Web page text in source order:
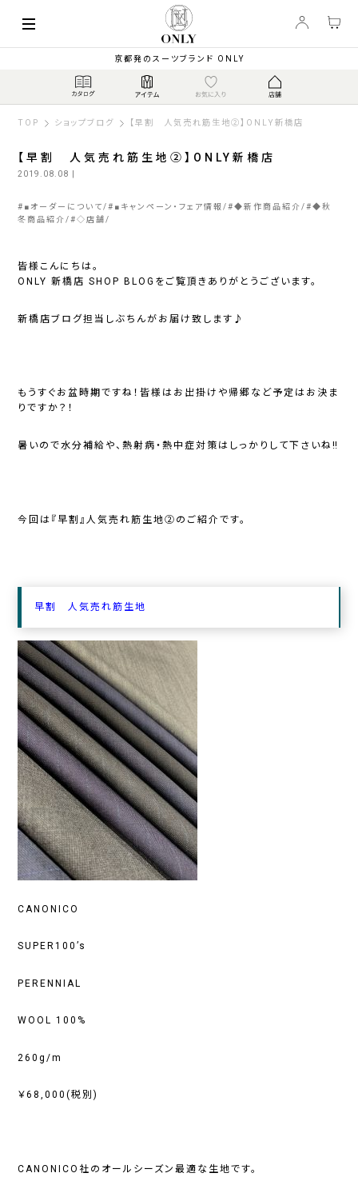
京都発のスーツブランド ONLY
TOP ショップブログ 【早割 人気売れ筋生地②】ONLY新橋店
【早割 人気売れ筋生地②】ONLY新橋店
2019.08.08 |
# ■オーダーについて # ■キャンペーン・フェア情報 #◆新作商品紹介 #◆秋
冬商品紹介 #◇店舗
皆様こんにちは。
ONLY 新橋店 SHOP BLOGをご覧頂きありがとうございます。
新橋店ブログ担当しぶちんがお届け致します♪
もうすぐお盆時期ですね！皆様はお出掛けや帰郷など予定はお決ま
りですか？！
暑いので水分補給や、熱射病・熱中症対策はしっかりして下さいね‼
今回は『早割』人気売れ筋生地②のご紹介です。
早割 人気売れ筋生地
CANONICO
SUPER100’s
PERENNIAL
WOOL 100%
260g/m
￥68,000(税別)
CANONICO社のオールシーズン最適な生地です。